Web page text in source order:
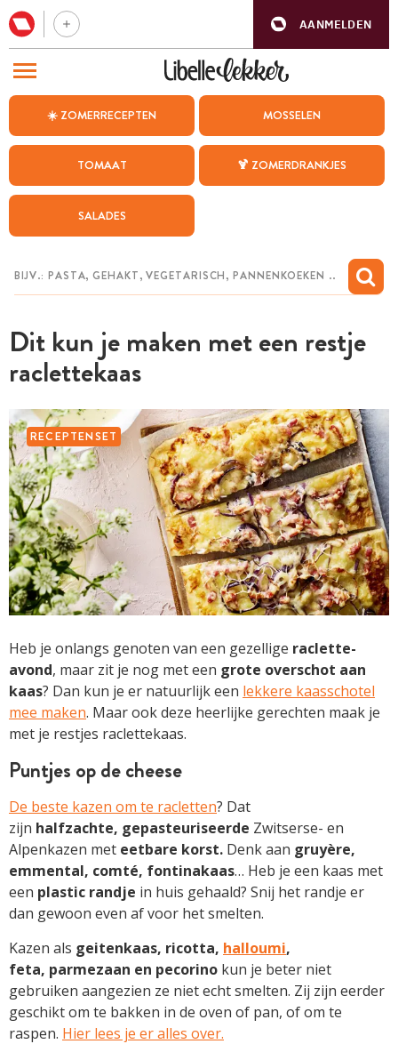
AANMELDEN
☀️ ZOMERRECEPTEN MOSSELEN
TOMAAT 🍹 ZOMERDRANKJES
SALADES
Dit kun je maken met een restje
raclettekaas
RECEPTENSET
Heb je onlangs genoten van een gezellige raclette-
avond, maar zit je nog met een grote overschot aan
kaas? Dan kun je er natuurlijk een lekkere kaasschotel
mee maken. Maar ook deze heerlijke gerechten maak je
met je restjes raclettekaas.
Puntjes op de cheese
De beste kazen om te racletten? Dat
zijn halfzachte, gepasteuriseerde Zwitserse- en
Alpenkazen met eetbare korst. Denk aan gruyère,
emmental, comté, fontinakaas… Heb je een kaas met
een plastic randje in huis gehaald? Snij het randje er
dan gewoon even af voor het smelten.
Kazen als geitenkaas, ricotta, halloumi,
feta, parmezaan en pecorino kun je beter niet
gebruiken aangezien ze niet echt smelten. Zij zijn eerder
geschikt om te bakken in de oven of pan, of om te
raspen. Hier lees je er alles over.
BEZOEK ONZE ANDERE WEBSITES
WEEKMENU
CHAT MET MAIA
MIJN BEWAARDE RECEPTEN